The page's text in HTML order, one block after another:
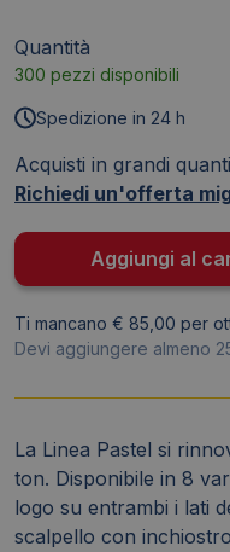
Quantità
300 pezzi disponibili
Spedizione in 24 h
Acquisti in grandi
Richiedi un'offerta
Aggiungi al
Ti mancano € 85,00 per
Devi aggiungere almeno
La Linea Pastel si
ton. Disponibile in 8
logo su entrambi i lati
scalpello con